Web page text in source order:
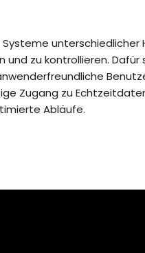
unterschiedlicher
zu kontrollieren. Dafür
Zugang zu
Abläufe.